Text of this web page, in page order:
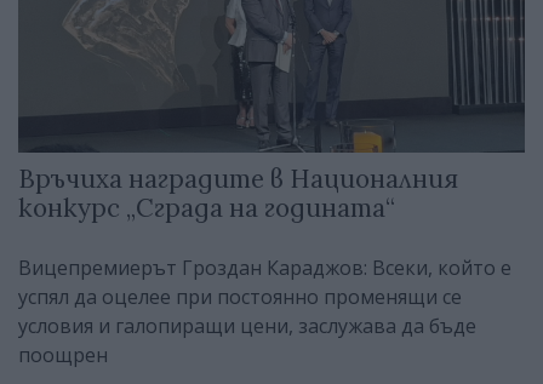
Връчиха наградите в Националния
конкурс „Сграда на годината“
Вицепремиерът Гроздан Караджов: Всеки, който е
успял да оцелее при постоянно променящи се
условия и галопиращи цени, заслужава да бъде
поощрен